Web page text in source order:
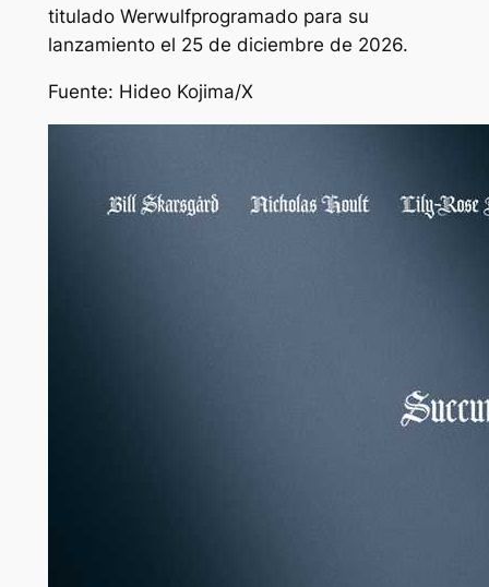
titulado Werwulfprogramado para su
lanzamiento el 25 de diciembre de 2026.
Fuente: Hideo Kojima/X